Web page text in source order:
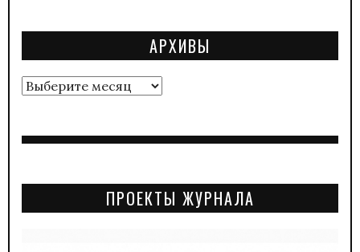
АРХИВЫ
Архивы
ПРОЕКТЫ ЖУРНАЛА